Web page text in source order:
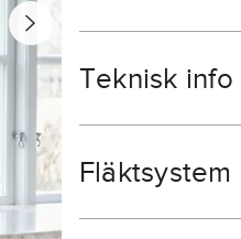
Teknisk info
Fläktsystem